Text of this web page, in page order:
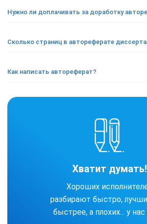
Нужно ли доплачивать за доработку
Сколько страниц в автореферате
Как написать автореферат?
Хватит думать!
Хороших
разбирают быстро,
быстрее, а плохих... у нас